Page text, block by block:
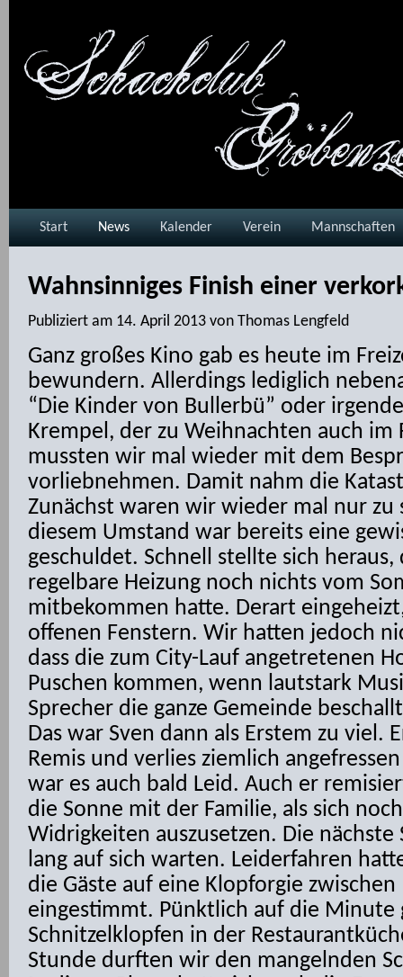
Start News Kalender Verein Mannschaften
Wahnsinniges Finish einer
Publiziert am 14. April 2013 von Thomas Lengfeld
Ganz großes Kino gab es heute im
bewundern. Allerdings lediglich
“Die Kinder von Bullerbü” oder
Krempel, der zu Weihnachten auch im
mussten wir mal wieder mit dem
vorliebnehmen. Damit nahm die
Zunächst waren wir wieder mal nur zu
diesem Umstand war bereits eine
geschuldet. Schnell stellte sich heraus,
regelbare Heizung noch nichts vom
mitbekommen hatte. Derart
offenen Fenstern. Wir hatten jedoch
dass die zum City-Lauf angetretenen
Puschen kommen, wenn lautstark
Sprecher die ganze Gemeinde
Das war Sven dann als Erstem zu viel.
Remis und verlies ziemlich
war es auch bald Leid. Auch er
die Sonne mit der Familie, als sich
Widrigkeiten auszusetzen. Die
lang auf sich warten. Leiderfahren
die Gäste auf eine Klopforgie zwischen
eingestimmt. Pünktlich auf die Minute
Schnitzelklopfen in der
Stunde durften wir den mangelnden